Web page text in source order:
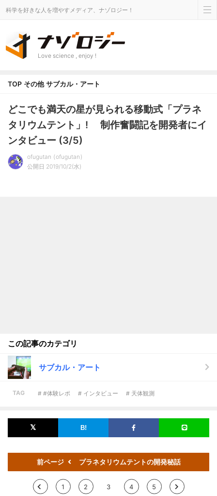
科学を好きな人を増やすメディア、ナゾロジー！
Love science , enjoy !
TOP その他 サブカル・アート
どこでも満天の星が見られる移動式「プラネ
タリウムテント」! 制作奮闘記を開発者にイ
ンタビュー (3/5)
ofugutan
ofugutan
公開日 2019/10/2(水)
この記事のカテゴリ
サブカル・アート
TAG # #体験レポ # インタビュー # 天体観測
前ページ プラネタリウムテントの開発秘話
< 1 2 3 4 5 >